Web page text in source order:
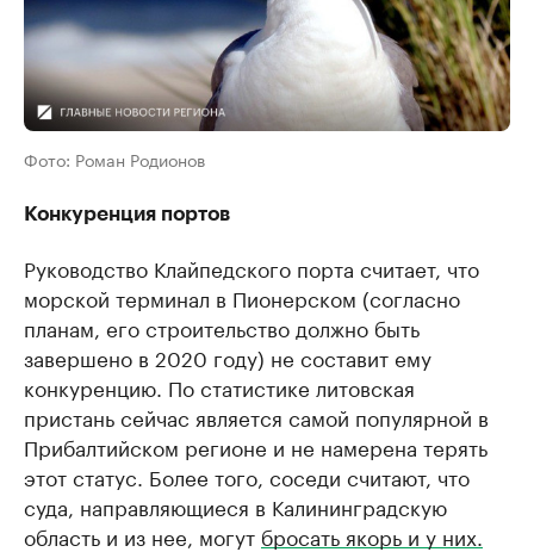
Фото: Роман Родионов
Конкуренция портов
Руководство Клайпедского порта считает, что
морской терминал в Пионерском (согласно
планам, его строительство должно быть
завершено в 2020 году) не составит ему
конкуренцию. По статистике литовская
пристань сейчас является самой популярной в
Прибалтийском регионе и не намерена терять
этот статус. Более того, соседи считают, что
суда, направляющиеся в Калининградскую
область и из нее, могут бросать якорь и у них.